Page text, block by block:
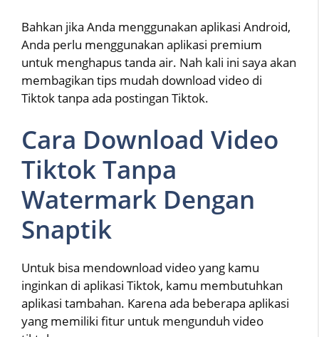
Bahkan jika Anda menggunakan aplikasi Android,
Anda perlu menggunakan aplikasi premium
untuk menghapus tanda air. Nah kali ini saya akan
membagikan tips mudah download video di
Tiktok tanpa ada postingan Tiktok.
Cara Download Video
Tiktok Tanpa
Watermark Dengan
Snaptik
Untuk bisa mendownload video yang kamu
inginkan di aplikasi Tiktok, kamu membutuhkan
aplikasi tambahan. Karena ada beberapa aplikasi
yang memiliki fitur untuk mengunduh video